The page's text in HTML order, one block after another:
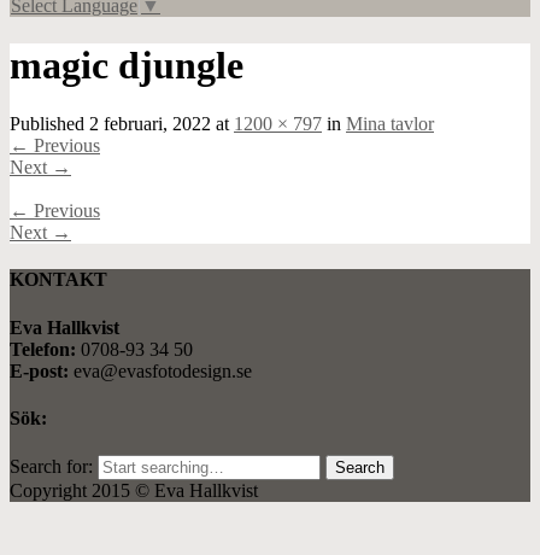
Select Language ▼
magic djungle
Published 2 februari, 2022 at 1200 × 797 in Mina tavlor
← Previous
Next →
← Previous
Next →
KONTAKT
Eva Hallkvist
Telefon: 0708-93 34 50
E-post: eva@evasfotodesign.se
Sök:
Search for:
Copyright 2015 © Eva Hallkvist